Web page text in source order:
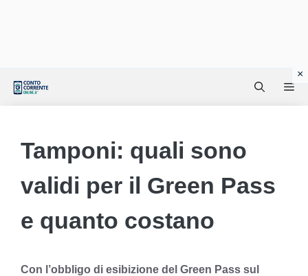
Tamponi: quali sono
validi per il Green Pass
e quanto costano
Con l’obbligo di esibizione del Green Pass sul